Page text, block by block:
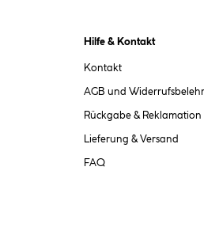
Hilfe & Kontakt
Kontakt
AGB und
Rückgabe & Reklamation
Lieferung & Versand
FAQ